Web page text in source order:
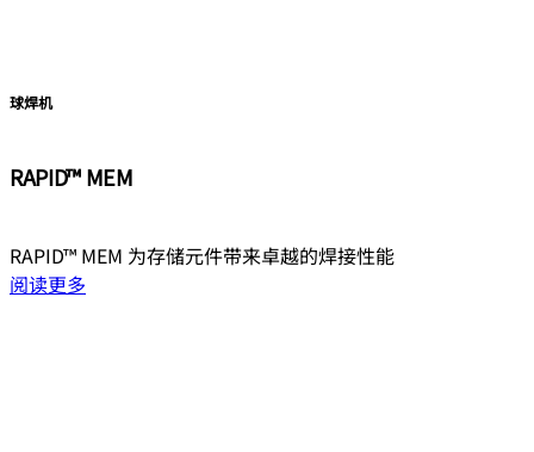
球焊机
RAPID™ MEM
RAPID™ MEM 为存储元件带来卓越的焊接性能
阅读更多